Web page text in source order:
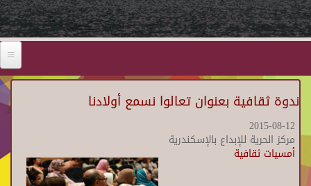
ندوة ثقافية بعنوان تعالوا نسمع أولادنا
2015-08-12
مركز الحرية للإبداع بالإسكندرية
أمسيات ثقافية